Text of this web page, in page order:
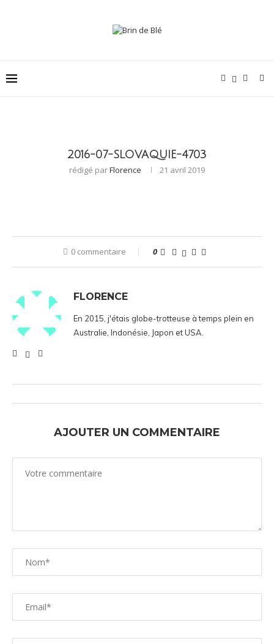
2016-07-SLOVAQUIE-4703
rédigé parFlorence 21 avril 2019
0 commentaire 0
FLORENCE
En 2015, j'étais globe-trotteuse à temps plein en
Australie, Indonésie, Japon et USA.
AJOUTER UN COMMENTAIRE